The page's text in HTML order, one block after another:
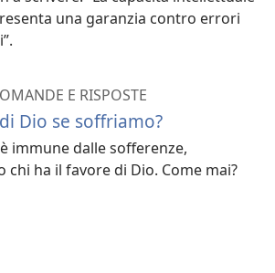
una garanzia contro errori
E RISPOSTE
Dio se soffriamo?
immune dalle sofferenze,
chi ha il favore di Dio. Come mai?